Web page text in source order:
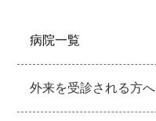
病院一覧
外来を受診される方へ